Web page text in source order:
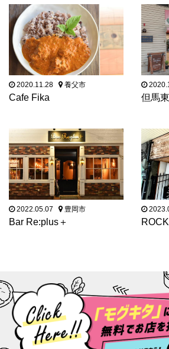
2020.11.28 養父市
Cafe Fika 但馬
2022.05.07 豊岡市
Bar Re:plus＋